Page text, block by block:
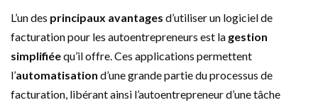
L’un des principaux avantages d’utiliser un logiciel de
facturation pour les autoentrepreneurs est la gestion
simplifiéequ’il offre. Ces applications permettent
l’automatisation d’une grande partie du processus de
facturation, libérant ainsi l’autoentrepreneur d’une tâche